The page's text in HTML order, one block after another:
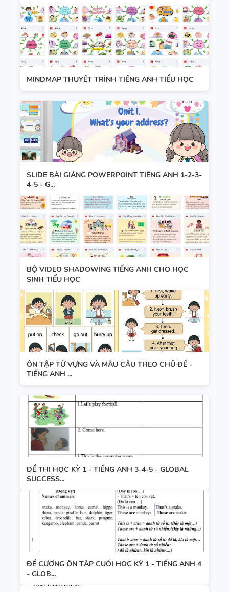
MINDMAP THUYẾT TRÌNH TIẾNG ANH TIỂU HỌC
SLIDE BÀI GIẢNG POWERPOINT TIẾNG ANH 1-2-3-
4-5 - G...
BỘ VIDEO SHADOWING TIẾNG ANH CHO HỌC
SINH TIỂU HỌC
ÔN TẬP TỪ VỰNG VÀ MẪU CÂU THEO CHỦ ĐỀ -
TIẾNG ANH ...
ĐỀ THI HỌC KỲ 1 - TIẾNG ANH 3-4-5 - GLOBAL
SUCCESS...
ĐỀ CƯƠNG ÔN TẬP CUỐI HỌC KỲ 1 - TIẾNG ANH 4
- GLOB...